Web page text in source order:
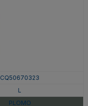
CQ50670323
L
PLOMO